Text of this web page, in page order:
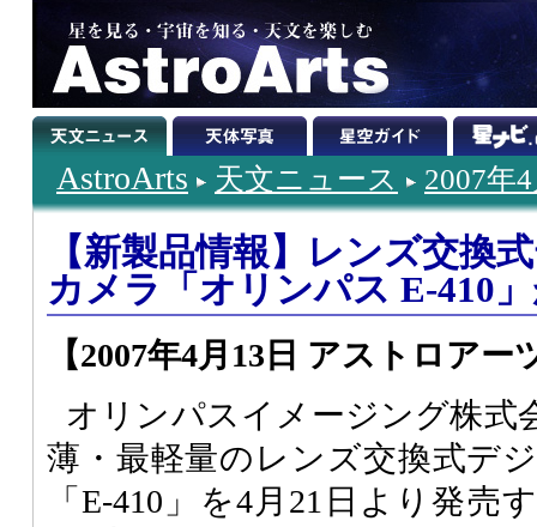
AstroArts 天文ニュース 2007年
【新製品情報】レンズ交換
カメラ「オリンパス E-410
【2007年4月13日 アストロアー
オリンパスイメージング株式
薄・最軽量のレンズ交換式デ
「E-410」を4月21日より発売